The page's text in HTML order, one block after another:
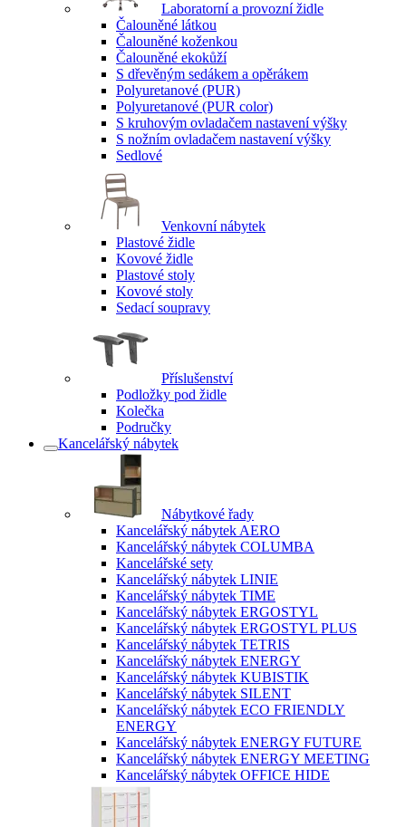
Laboratorní a provozní židle
Čalouněné látkou
Čalouněné koženkou
Čalouněné ekokůží
S dřevěným sedákem a opěrákem
Polyuretanové (PUR)
Polyuretanové (PUR color)
S kruhovým ovladačem nastavení výšky
S nožním ovladačem nastavení výšky
Sedlové
Venkovní nábytek
Plastové židle
Kovové židle
Plastové stoly
Kovové stoly
Sedací soupravy
Příslušenství
Podložky pod židle
Kolečka
Područky
Kancelářský nábytek
Nábytkové řady
Kancelářský nábytek AERO
Kancelářský nábytek COLUMBA
Kancelářské sety
Kancelářský nábytek LINIE
Kancelářský nábytek TIME
Kancelářský nábytek ERGOSTYL
Kancelářský nábytek ERGOSTYL PLUS
Kancelářský nábytek TETRIS
Kancelářský nábytek ENERGY
Kancelářský nábytek KUBISTIK
Kancelářský nábytek SILENT
Kancelářský nábytek ECO FRIENDLY
ENERGY
Kancelářský nábytek ENERGY FUTURE
Kancelářský nábytek ENERGY MEETING
Kancelářský nábytek OFFICE HIDE